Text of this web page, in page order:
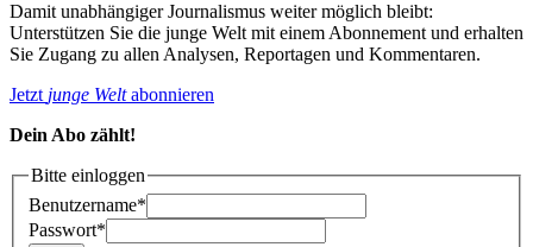
Damit unabhängiger Journalismus weiter möglich bleibt:
Unterstützen Sie die junge Welt mit einem Abonnement und erhalten
Sie Zugang zu allen Analysen, Reportagen und Kommentaren.
Jetzt junge Weltabonnieren
Dein Abo zählt!
Bitte einloggen
Benutzername*
Passwort*